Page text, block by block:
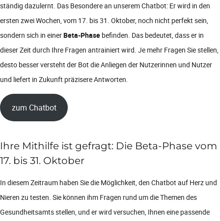
ständig dazulernt. Das Besondere an unserem Chatbot: Er wird in den
ersten zwei Wochen, vom 17. bis 31. Oktober, noch nicht perfekt sein,
sondern sich in einerBeta-Phase befinden. Das bedeutet, dass er in
dieser Zeit durch Ihre Fragen antrainiert wird. Je mehr Fragen Sie stellen,
desto besser versteht der Bot die Anliegen der Nutzerinnen und Nutzer
und liefert in Zukunft präzisere Antworten.
zum Chatbot
Ihre Mithilfe ist gefragt: Die Beta-Phase vom
17. bis 31. Oktober
In diesem Zeitraum haben Sie die Möglichkeit, den Chatbot auf Herz und
Nieren zu testen. Sie können ihm Fragen rund um die Themen des
Gesundheitsamts stellen, und er wird versuchen, Ihnen eine passende